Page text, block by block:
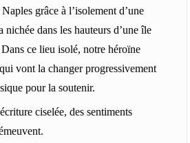
grâce à l’isolement d’une
dans les hauteurs d’une île
ce lieu isolé, notre héroïne
vont la changer progressivement
pour la soutenir.
ciselée, des sentiments